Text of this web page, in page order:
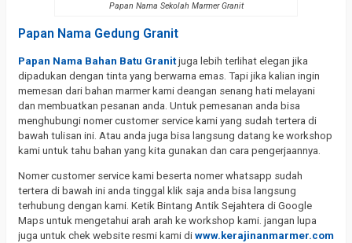
Papan Nama Sekolah Marmer Granit
Papan Nama Gedung Granit
Papan Nama Bahan Batu Granitjuga lebih terlihat elegan jika
dipadukan dengan tinta yang berwarna emas. Tapi jika kalian ingin
memesan dari bahan marmer kami deangan senang hati melayani
dan membuatkan pesanan anda. Untuk pemesanan anda bisa
menghubungi nomer customer service kami yang sudah tertera di
bawah tulisan ini. Atau anda juga bisa langsung datang ke workshop
kami untuk tahu bahan yang kita gunakan dan cara pengerjaannya.
Nomer customer service kami beserta nomer whatsapp sudah
tertera di bawah ini anda tinggal klik saja anda bisa langsung
terhubung dengan kami. Ketik Bintang Antik Sejahtera di Google
Maps untuk mengetahui arah arah ke workshop kami. jangan lupa
juga untuk chek website resmi kami di www.kerajinanmarmer.com